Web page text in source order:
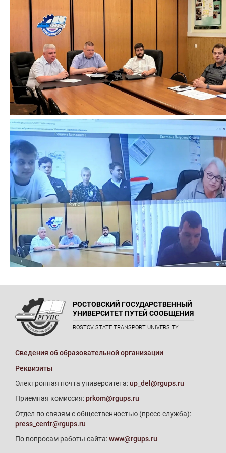
РОСТОВСКИЙ ГОСУДАРСТВЕННЫЙ
УНИВЕРСИТЕТ ПУТЕЙ СООБЩЕНИЯ
ROSTOV STATE TRANSPORT UNIVERSITY
Сведения об образовательной организации
Реквизиты
Электронная почта университета:up_del@rgups.ru
Приемная комиссия:prkom@rgups.ru
Отдел по связям с общественностью (пресс-служба):
press_centr@rgups.ru
По вопросам работы сайта:www@rgups.ru